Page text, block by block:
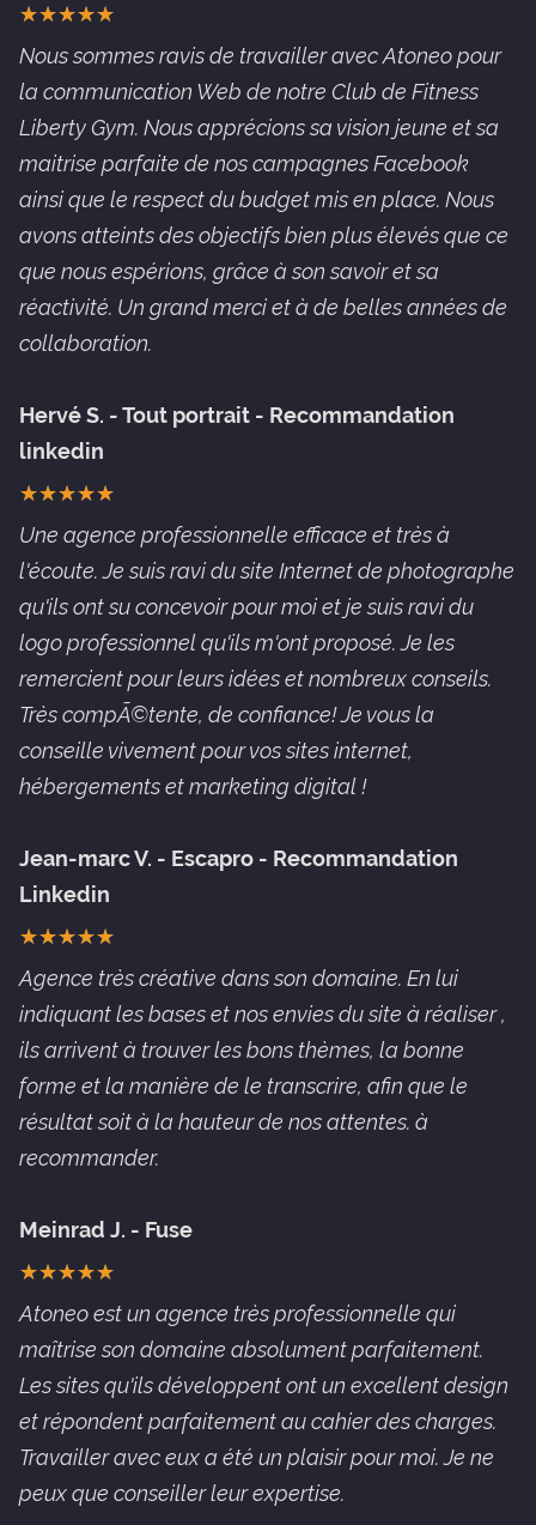
★★★★★
★★★★★
Nous sommes ravis de travailler avec Atoneo pour
la communication Web de notre Club de Fitness
Liberty Gym. Nous apprécions sa vision jeune et sa
maitrise parfaite de nos campagnes Facebook
ainsi que le respect du budget mis en place. Nous
avons atteints des objectifs bien plus élevés que ce
que nous espérions, grâce à son savoir et sa
réactivité. Un grand merci et à de belles années de
collaboration.
Hervé S. - Tout portrait - Recommandation
linkedin
★★★★★
★★★★★
Une agence professionnelle efficace et très à
l'écoute. Je suis ravi du site Internet de photographe
qu'ils ont su concevoir pour moi et je suis ravi du
logo professionnel qu'ils m'ont proposé. Je les
remercient pour leurs idées et nombreux conseils.
Très compÃ©tente, de confiance! Je vous la
conseille vivement pour vos sites internet,
hébergements et marketing digital !
Jean-marc V. - Escapro - Recommandation
Linkedin
★★★★★
★★★★★
Agence très créative dans son domaine. En lui
indiquant les bases et nos envies du site à réaliser ,
ils arrivent à trouver les bons thèmes, la bonne
forme et la manière de le transcrire, afin que le
résultat soit à la hauteur de nos attentes. à
recommander.
Meinrad J. - Fuse
★★★★★
★★★★★
Atoneo est un agence très professionnelle qui
maîtrise son domaine absolument parfaitement.
Les sites qu'ils développent ont un excellent design
et répondent parfaitement au cahier des charges.
Travailler avec eux a été un plaisir pour moi. Je ne
peux que conseiller leur expertise.